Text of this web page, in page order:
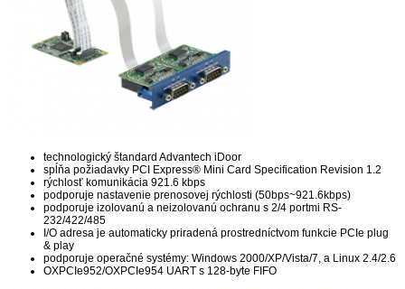
technologický štandard Advantech iDoor
spĺňa požiadavky PCI Express® Mini Card Specification Revision 1.2
rýchlosť komunikácia 921.6 kbps
podporuje nastavenie prenosovej rýchlosti (50bps~921.6kbps)
podporuje izolovanú a neizolovanú ochranu s 2/4 portmi RS-
232/422/485
I/O adresa je automaticky priradená prostredníctvom funkcie PCIe plug
& play
podporuje operačné systémy: Windows 2000/XP/Vista/7, a Linux 2.4/2.6
OXPCIe952/OXPCIe954 UART s 128-byte FIFO